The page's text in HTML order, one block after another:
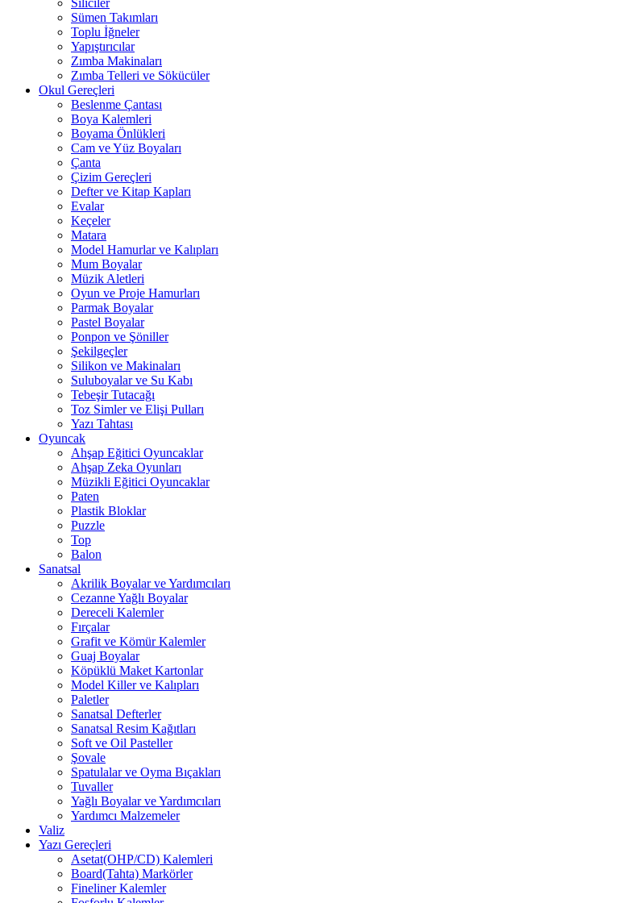
Siliciler
Sümen Takımları
Toplu İğneler
Yapıştırıcılar
Zımba Makinaları
Zımba Telleri ve Sökücüler
Okul Gereçleri
Beslenme Çantası
Boya Kalemleri
Boyama Önlükleri
Cam ve Yüz Boyaları
Çanta
Çizim Gereçleri
Defter ve Kitap Kapları
Evalar
Keçeler
Matara
Model Hamurlar ve Kalıpları
Mum Boyalar
Müzik Aletleri
Oyun ve Proje Hamurları
Parmak Boyalar
Pastel Boyalar
Ponpon ve Şöniller
Şekilgeçler
Silikon ve Makinaları
Suluboyalar ve Su Kabı
Tebeşir Tutacağı
Toz Simler ve Elişi Pulları
Yazı Tahtası
Oyuncak
Ahşap Eğitici Oyuncaklar
Ahşap Zeka Oyunları
Müzikli Eğitici Oyuncaklar
Paten
Plastik Bloklar
Puzzle
Top
Balon
Sanatsal
Akrilik Boyalar ve Yardımcıları
Cezanne Yağlı Boyalar
Dereceli Kalemler
Fırçalar
Grafit ve Kömür Kalemler
Guaj Boyalar
Köpüklü Maket Kartonlar
Model Killer ve Kalıpları
Paletler
Sanatsal Defterler
Sanatsal Resim Kağıtları
Soft ve Oil Pasteller
Şovale
Spatulalar ve Oyma Bıçakları
Tuvaller
Yağlı Boyalar ve Yardımcıları
Yardımcı Malzemeler
Valiz
Yazı Gereçleri
Asetat(OHP/CD) Kalemleri
Board(Tahta) Markörler
Fineliner Kalemler